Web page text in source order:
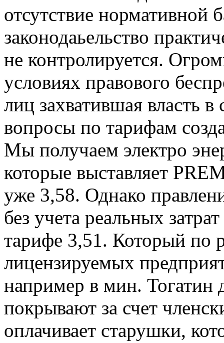
отсутствие нормативной
законодаьельство
не контролируется.
условиях правового
лиц захватившая власть
вопросы по тарифам
Мы получаем электро
которые выставляет
уже 3,58. Однако
без учета реальных
тарифе 3,51. Который по
лицензируемых
например в мин. Тогатин
покрывают за счет
оплачивает старушки,